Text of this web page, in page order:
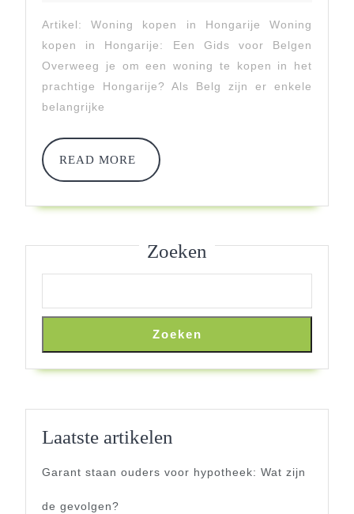
Voor
Het
Kopen
Artikel: Woning kopen in Hongarije Woning
kopen in Hongarije: Een Gids voor Belgen
Overweeg je om een woning te kopen in het
prachtige Hongarije? Als Belg zijn er enkele
belangrijke
READ MORE
READ
MORE
Zoeken
Zoeken
Laatste artikelen
Garant staan ouders voor hypotheek: Wat zijn
de gevolgen?